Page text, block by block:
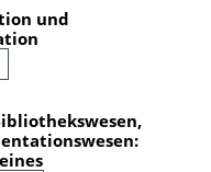
und